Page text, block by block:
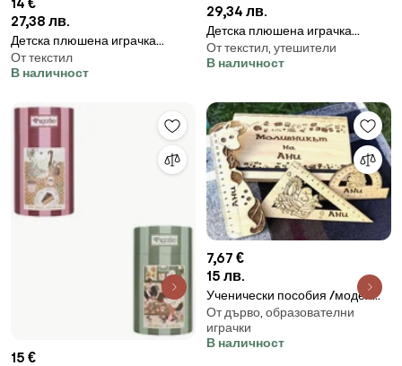
27,38 лв.
Детска плюшена играчка
atmosphera Peachy, 20 cm
От текстил
В наличност
29,34 лв.
Детска плюшена играчка
atmosphera Lion, 44 cm
От текстил, утешители
В наличност
15 €
7,67 €
15 лв.
Ученически пособия /модел
D010031/
От дърво, образователни
играчки
В наличност